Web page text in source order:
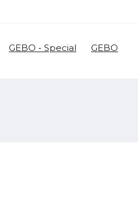
GEBO - Special GEBO